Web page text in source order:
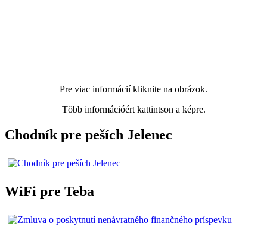
Pre viac informácií kliknite na obrázok.
Több információért kattintson a képre.
Chodník pre peších Jelenec
WiFi pre Teba